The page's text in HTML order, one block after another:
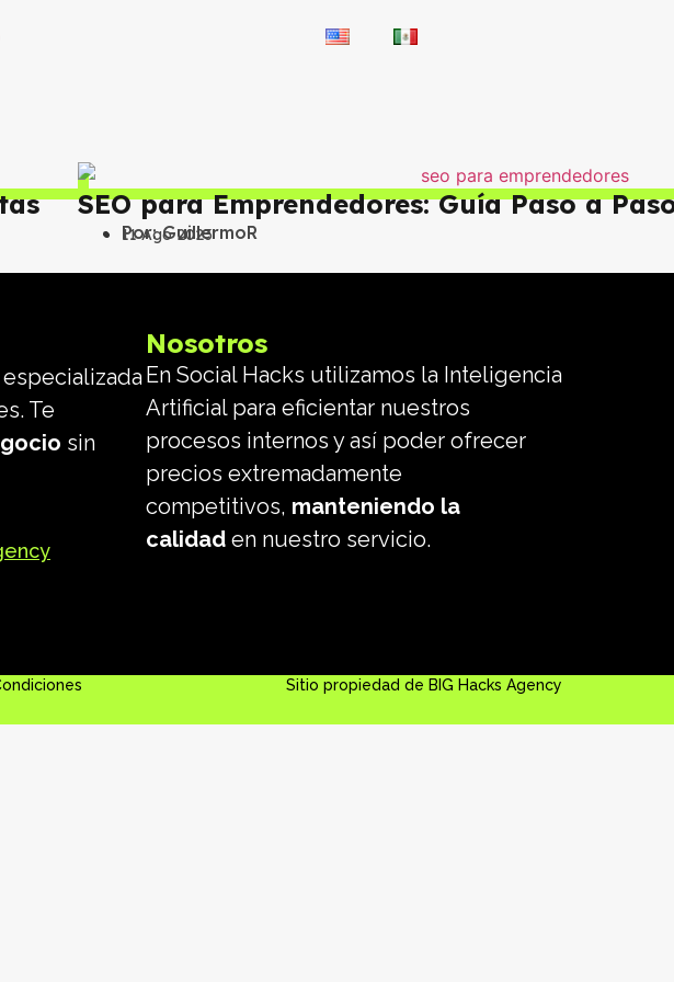
SEO para Emprendedores: Guía Paso a
Por:GuillermoR
11 Ago 2023
Te
sin
Nosotros
En Social Hacks utilizamos la Inteligencia
Artificial para eficientar nuestros
procesos internos y así poder ofrecer
precios extremadamente
competitivos, manteniendo la
calidad en nuestro servicio.
Sitio propiedad de BIG Hacks Agency